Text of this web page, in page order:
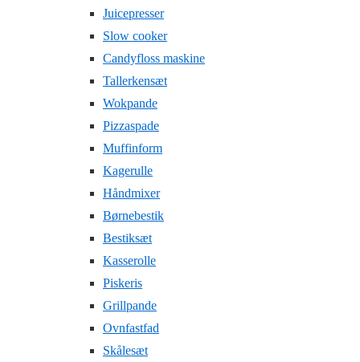
Juicepresser
Slow cooker
Candyfloss maskine
Tallerkensæt
Wokpande
Pizzaspade
Muffinform
Kagerulle
Håndmixer
Børnebestik
Bestiksæt
Kasserolle
Piskeris
Grillpande
Ovnfastfad
Skålesæt